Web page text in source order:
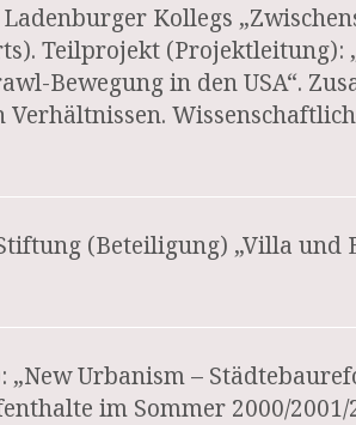
Kollegs
Teilprojekt
Bewegung in den USA“.
Verhältnissen.
(Beteiligung) „Villa und
Urbanism –
im Sommer 2000/